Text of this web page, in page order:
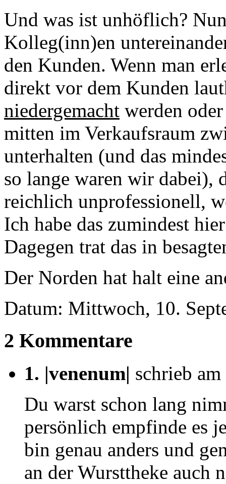
Und was ist unhöflich?
Kolleg(inn)en
den Kunden. Wenn man
direkt vor dem Kunden
niedergemacht werden
mitten im Verkaufsraum
unterhalten (und das
so lange waren wir dabei),
reichlich unprofessionell,
Ich habe das zumindest
Dagegen trat das in
Der Norden hat halt eine
Datum: Mittwoch, 10.
2 Kommentare
1. |venenum| schrieb
Du warst schon lang
persönlich empfinde es
bin genau anders und
an der Wursttheke auch